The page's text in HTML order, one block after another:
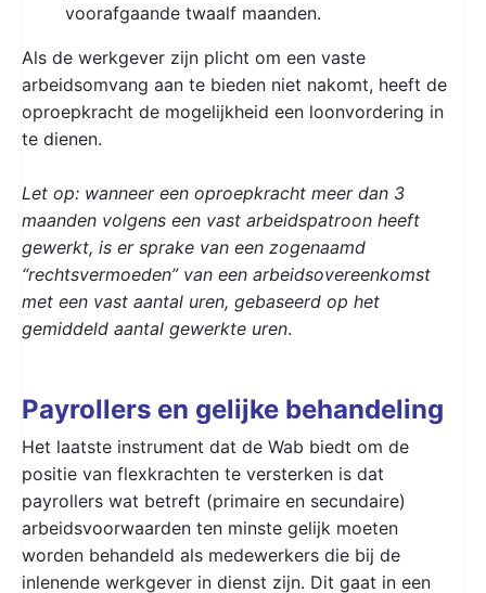
voorafgaande twaalf maanden.
Als de werkgever zijn plicht om een vaste
arbeidsomvang aan te bieden niet nakomt, heeft de
oproepkracht de mogelijkheid een loonvordering in
te dienen.
Let op: wanneer een oproepkracht meer dan 3
maanden volgens een vast arbeidspatroon heeft
gewerkt, is er sprake van een zogenaamd
“rechtsvermoeden” van een arbeidsovereenkomst
met een vast aantal uren, gebaseerd op het
gemiddeld aantal gewerkte uren.
Payrollers en gelijke behandeling
Het laatste instrument dat de Wab biedt om de
positie van flexkrachten te versterken is dat
payrollers wat betreft (primaire en secundaire)
arbeidsvoorwaarden ten minste gelijk moeten
worden behandeld als medewerkers die bij de
inlenende werkgever in dienst zijn. Dit gaat in een